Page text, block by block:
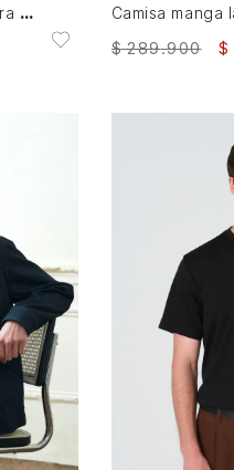
Camisilla Orion de cuero para hombre tejida
$ 289.900 $